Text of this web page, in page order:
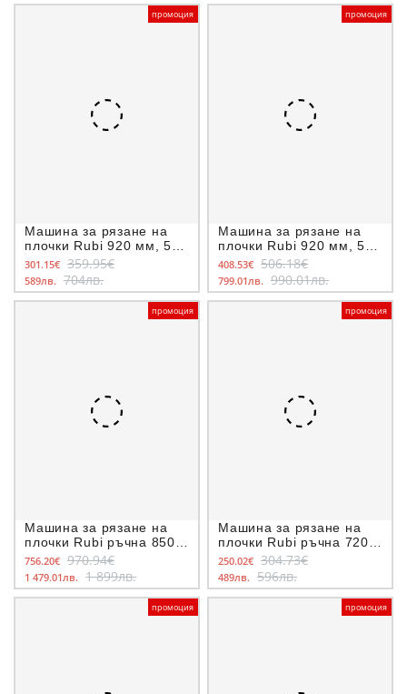
промоция
Машина за рязане на
плочки Rubi 920 мм, 5-
15 мм, Speed-92N
301.15€ 359.95€
589лв. 704лв.
промоция
Машина за рязане на
плочки Rubi 920 мм, 5-
15 мм, Speed-92 Magnet
408.53€ 506.18€
799.01лв. 990.01лв.
промоция
Машина за рязане на
плочки Rubi ръчна 850
мм, 6-25 мм, TZ-850
756.20€ 970.94€
1 479.01лв. 1 899лв.
промоция
Машина за рязане на
плочки Rubi ръчна 720
мм, 5-15 мм, Speed-72N
250.02€ 304.73€
489лв. 596лв.
промоция промоция